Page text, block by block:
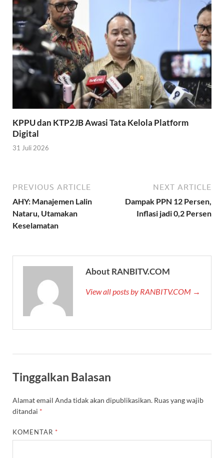
KPPU dan KTP2JB Awasi Tata Kelola Platform
Digital
31 Juli 2026
PREVIOUS ARTICLE
AHY: Manajemen Lalin
Nataru, Utamakan
Keselamatan
NEXT ARTICLE
Dampak PPN 12 Persen,
Inflasi jadi 0,2 Persen
About RANBITV.COM
View all posts by RANBITV.COM →
Tinggalkan Balasan
Alamat email Anda tidak akan dipublikasikan. Ruas yang wajib
ditandai *
KOMENTAR *